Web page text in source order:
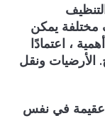
مختلفة يمكن
، اعتمادًا
الأرضيات ونقل
عقيمة في نفس